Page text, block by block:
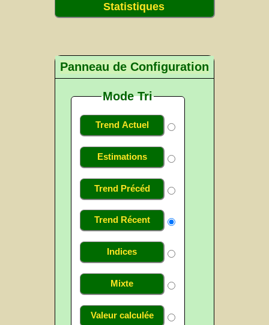
Statistiques
Panneau de Configuration
Mode Tri
Trend Actuel
Estimations
Trend Précéd
Trend Récent
Indices
Mixte
Valeur calculée